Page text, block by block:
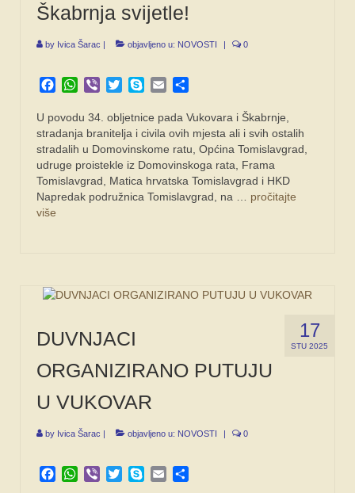
Škabrnja svijetle!
by Ivica Šarac | objavljeno u: NOVOSTI | 0
Facebook
WhatsApp
Viber TwitterSkypeEmail
U povodu 34. obljetnice pada Vukovara i Škabrnje,
stradanja branitelja i civila ovih mjesta ali i svih ostalih
stradalih u Domovinskome ratu, Općina Tomislavgrad,
udruge proistekle iz Domovinskoga rata, Frama
Tomislavgrad, Matica hrvatska Tomislavgrad i HKD
Napredak podružnica Tomislavgrad, na … pročitajte
više
17
STU 2025
DUVNJACI
ORGANIZIRANO PUTUJU
U VUKOVAR
by Ivica Šarac | objavljeno u: NOVOSTI | 0
Facebook
WhatsApp
Viber TwitterSkypeEmail